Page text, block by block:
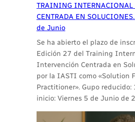
TRAINING INTERNACIONAL
CENTRADA EN
de Junio
Se ha abierto el plazo de
Edición 27 del Training
Intervención Centrada en
por la IASTI como «Solution
Practitioner». Gupo reducido:
inicio: Viernes 5 de Junio de